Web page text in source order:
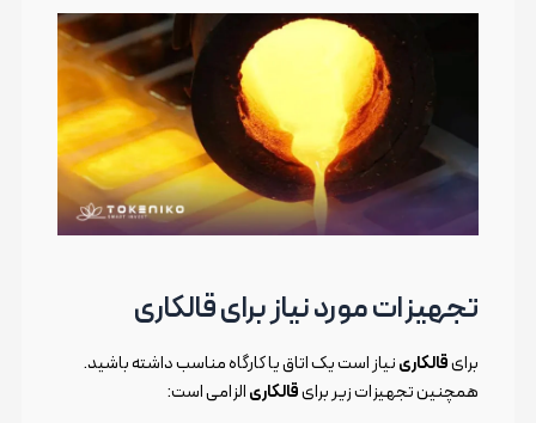
تجهیزات مورد نیاز برای قالکاری
برایقالکارینیاز است یک اتاق یا کارگاه مناسب داشته باشید.
همچنین تجهیزات زیر برایقالکاریالزامی است: